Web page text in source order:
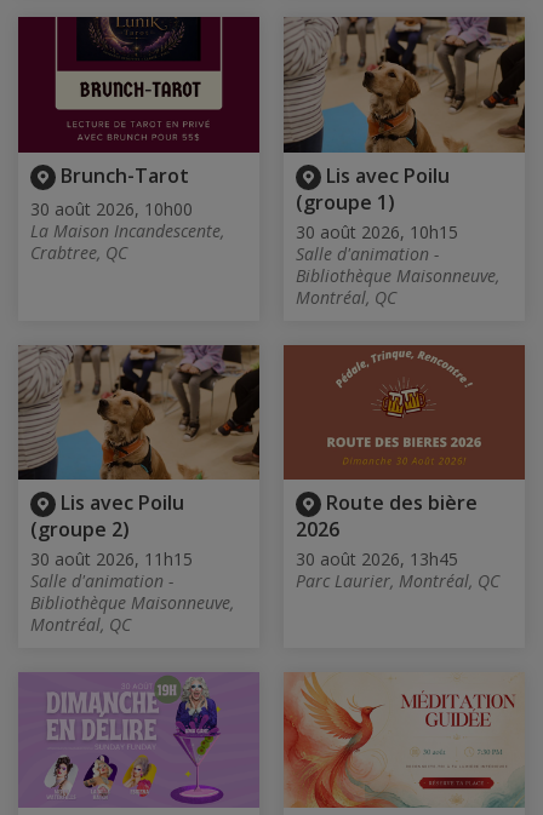
Brunch-Tarot
30 août 2026, 10h00
La Maison Incandescente,
Crabtree, QC
Lis avec Poilu
(groupe 1)
30 août 2026, 10h15
Salle d'animation -
Bibliothèque Maisonneuve,
Montréal, QC
Lis avec Poilu
(groupe 2)
30 août 2026, 11h15
Salle d'animation -
Bibliothèque Maisonneuve,
Montréal, QC
Route des bière
2026
30 août 2026, 13h45
Parc Laurier, Montréal, QC